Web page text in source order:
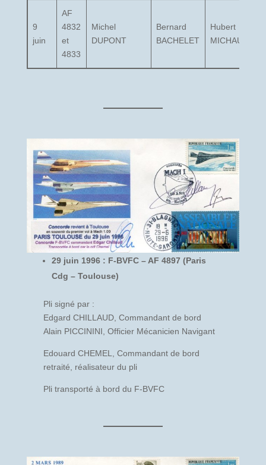
9
juin
AF
4832
et
4833
Michel
DUPONT
Bernard
BACHELET
Hubert
MICHAUT
29 juin 1996 : F-BVFC – AF 4897 (Paris
Cdg – Toulouse)
Pli signé par :
Edgard CHILLAUD, Commandant de bord
Alain PICCININI, Officier Mécanicien Navigant
Edouard CHEMEL, Commandant de bord
retraité, réalisateur du pli
Pli transporté à bord du F-BVFC